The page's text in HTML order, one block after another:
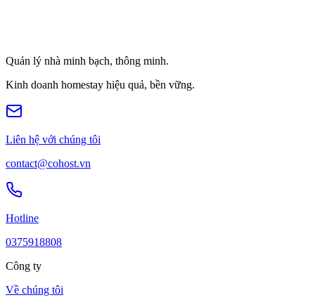
Quản lý nhà minh bạch, thông minh.
Kinh doanh homestay hiệu quả, bền vững.
Liên hệ với chúng tôi
contact@cohost.vn
Hotline
0375918808
Công ty
Về chúng tôi